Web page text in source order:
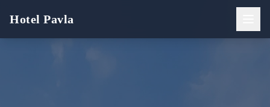
Hotel Pavla